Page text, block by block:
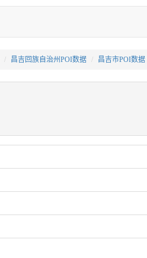
昌吉回族自治州POI数据 昌吉市POI数据